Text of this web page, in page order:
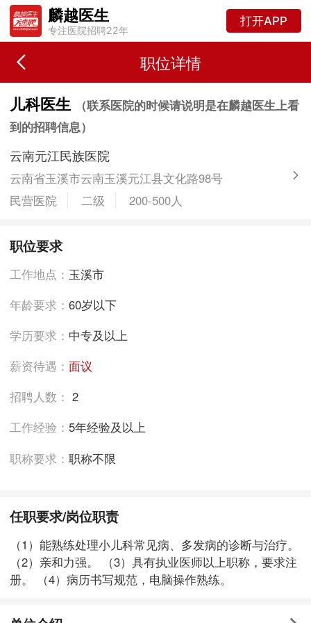
麟越医生
专注医院招聘22年
打开APP
职位详情
儿科医生
（联系医院的时候请说明是在麟越医生上看
到的招聘信息）
云南元江民族医院
云南省玉溪市云南玉溪元江县文化路98号
民营医院
二级 200-500人
职位要求
工作地点： 玉溪市
年龄要求：60岁以下
学历要求： 中专及以上
薪资待遇：面议
招聘人数：2
工作经验：5年经验及以上
职称要求：职称不限
任职要求/岗位职责
（1）能熟练处理小儿科常见病、多发病的诊断与治疗。
（2）亲和力强。 （3）具有执业医师以上职称，要求注
册。 （4）病历书写规范，电脑操作熟练。